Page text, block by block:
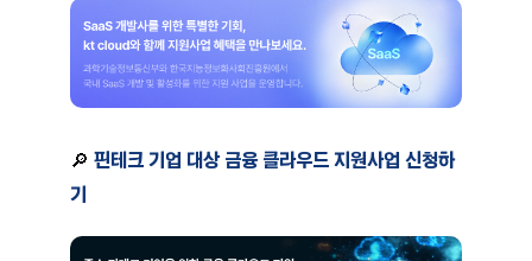
🔎 핀테크 기업 대상 금융 클라우드 지원사업 신청하
기